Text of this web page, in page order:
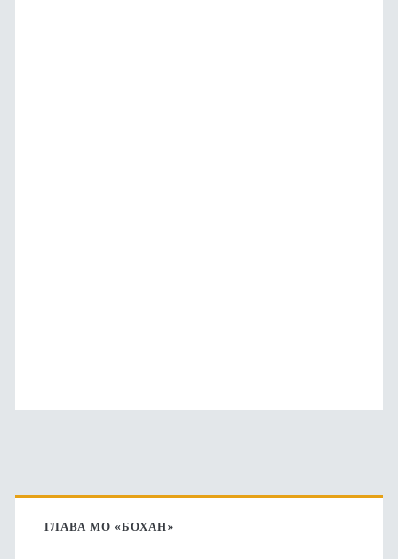
Основная
боковая
ГЛАВА МО «БОХАН»